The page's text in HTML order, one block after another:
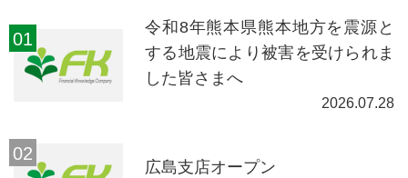
令和8年熊本県熊本地方を震源と
する地震により被害を受けられま
した皆さまへ
2026.07.28
広島支店オープン